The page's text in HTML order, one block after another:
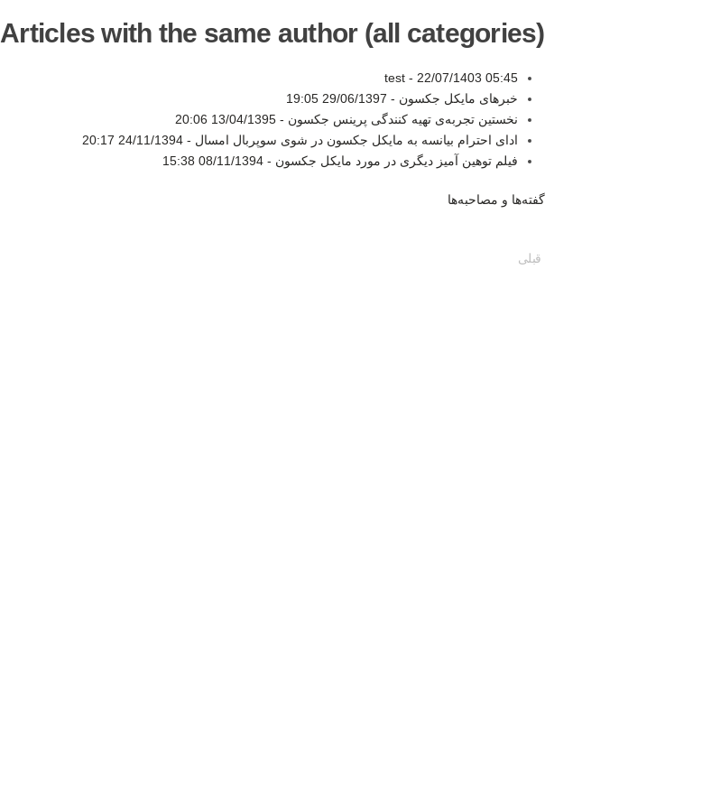
Articles with the same author (all categories):
test - 22/07/1403 05:45
خبرهای مایکل جکسون - 29/06/1397 19:05
نخستین تجربه‌ی تهیه کنندگی پرینس جکسون -13/04/1395 20:06
ادای احترام بیانسه به مایکل جکسون در شوی سوپربال امسال -24/11/1394 20:17
فیلم توهین آمیز دیگری در مورد مایکل جکسون -08/11/1394 15:38
گفته‌ها و مصاحبه‌ها
قبلی